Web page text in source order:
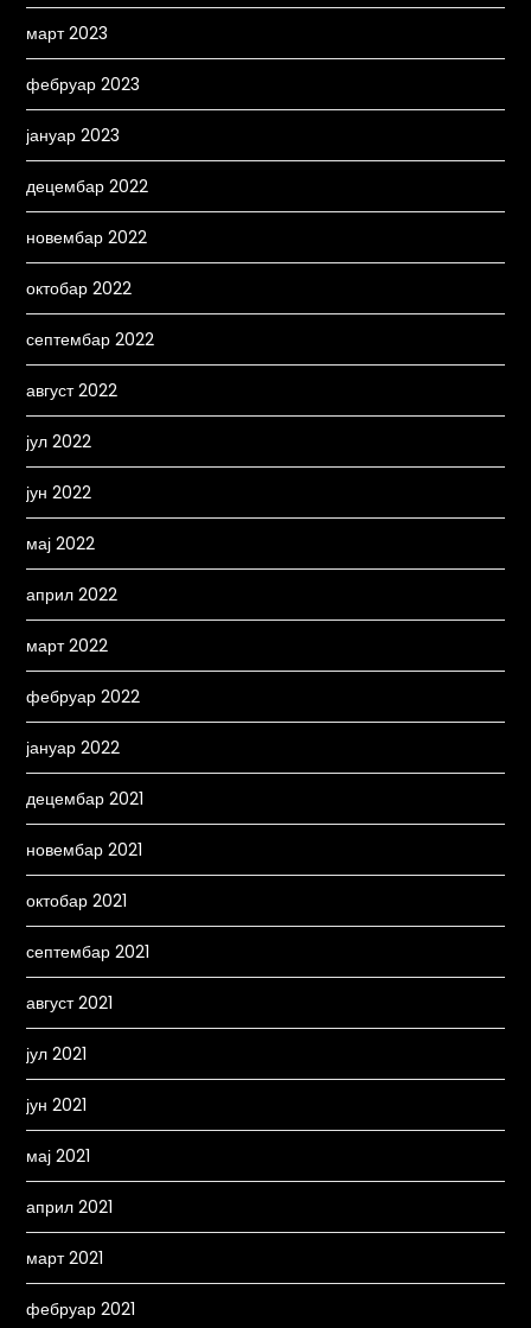
март 2023
фебруар 2023
јануар 2023
децембар 2022
новембар 2022
октобар 2022
септембар 2022
август 2022
јул 2022
јун 2022
мај 2022
април 2022
март 2022
фебруар 2022
јануар 2022
децембар 2021
новембар 2021
октобар 2021
септембар 2021
август 2021
јул 2021
јун 2021
мај 2021
април 2021
март 2021
фебруар 2021